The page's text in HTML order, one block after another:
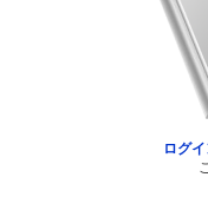
ログ